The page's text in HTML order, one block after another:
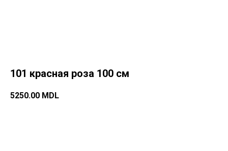
101 красная роза 100 см
5250.00 MDL